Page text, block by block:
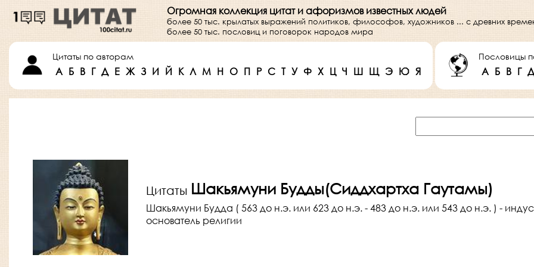
Огромная коллекция цитат и афоризмов известных людей
более 50 тыс. крылатых выражений политиков, философов, художников ... с древних
более 50 тыс. пословиц и поговорок народов мира
Цитаты по авторам
А Б В Г Д Е Ж З И Й К Л М Н О П Р С Т У Ф Х Ц Ч Ш Щ Э Ю Я
Пословицы
А Б В Г Д
Цитаты Шакьямуни Будды(Сиддхартха Гаутамы)
Шакьямуни Будда ( 563 до н.э. или 623 до н.э. - 483 до н.э. или 543 до н.э. ) -
основатель религии